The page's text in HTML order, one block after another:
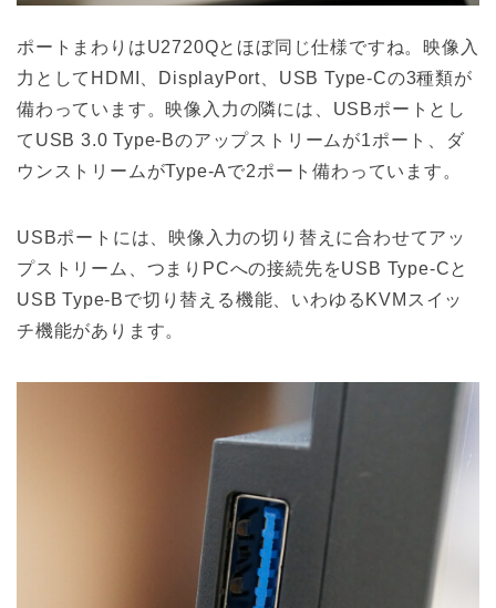
ポートまわりはU2720Qとほぼ同じ仕様ですね。映像入
力としてHDMI、DisplayPort、USB Type-Cの3種類が
備わっています。映像入力の隣には、USBポートとし
てUSB 3.0 Type-Bのアップストリームが1ポート、ダ
ウンストリームがType-Aで2ポート備わっています。
USBポートには、映像入力の切り替えに合わせてアッ
プストリーム、つまりPCへの接続先をUSB Type-Cと
USB Type-Bで切り替える機能、いわゆるKVMスイッ
チ機能があります。